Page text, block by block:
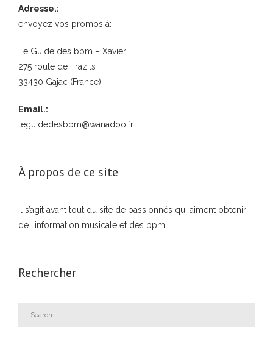
Adresse.:
envoyez vos promos à:
Le Guide des bpm – Xavier
275 route de Trazits
33430 Gajac (France)
Email.:
leguidedesbpm@wanadoo.fr
À propos de ce site
Il s’agit avant tout du site de passionnés qui aiment obtenir
de l’information musicale et des bpm.
Rechercher